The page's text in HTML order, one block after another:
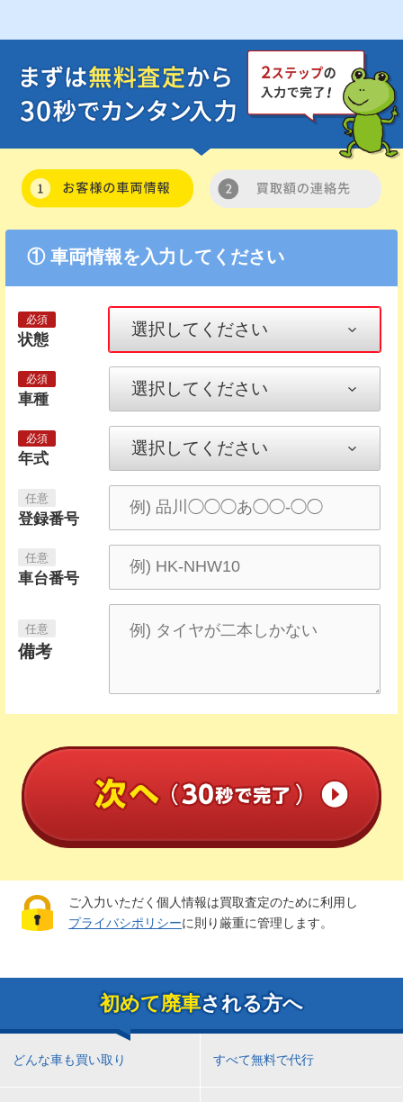
① 車両情報を入力してください
状態
車種
年式
登録番号
車台番号
備考
ご入力いただく個人情報は買取査定のために利用し
プライバシポリシーに則り厳重に管理します。
初めて廃車される方へ
どんな車も買い取り すべて無料で代行